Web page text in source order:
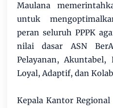
​Maulana
untuk
peran seluruh PPPK
nilai dasar ASN
Pelayanan, Akuntabel,
Loyal, Adaptif, dan
​Kepala Kantor